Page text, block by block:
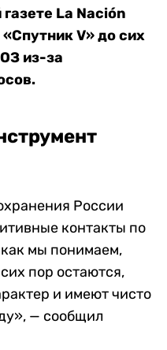
La Nación
V» до сих
из-за
России
контакты по
мы понимаем,
пор остаются,
и имеют чисто
— сообщил